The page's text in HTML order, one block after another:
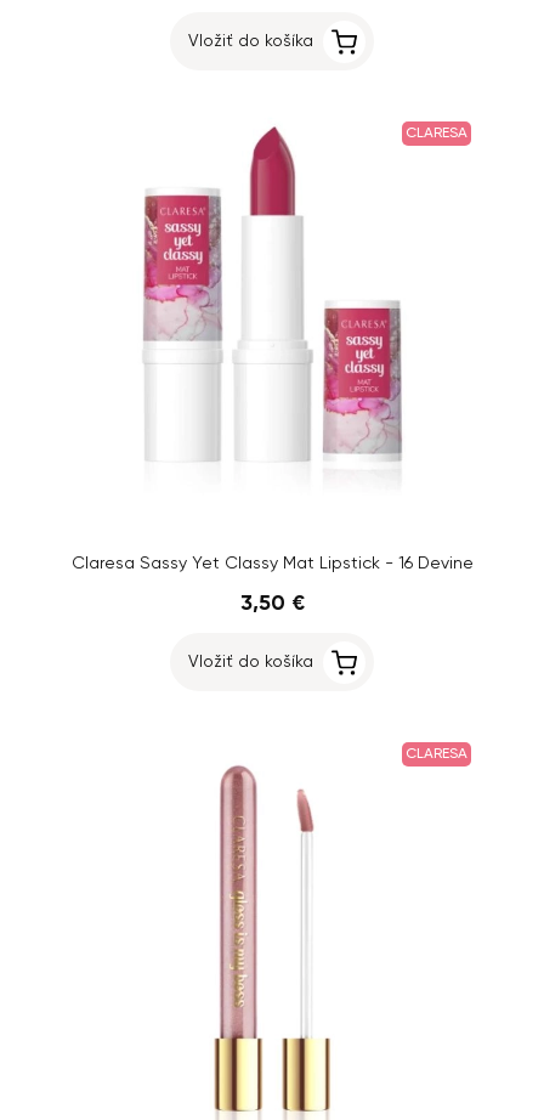
Vložiť do košíka
CLARESA
Claresa Sassy Yet Classy Mat Lipstick - 16 Devine
3,50 €
Vložiť do košíka
CLARESA